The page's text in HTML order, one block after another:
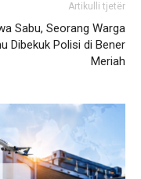
Artikulli tjetër
Sabu, Seorang Warga
Dibekuk Polisi di Bener
Meriah